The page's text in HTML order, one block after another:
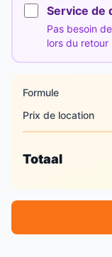
Service de
Pas besoin
lors du retour
Formule
Prix de location
Totaal